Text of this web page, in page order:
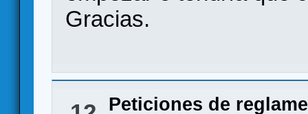
Gracias.
Peticiones de